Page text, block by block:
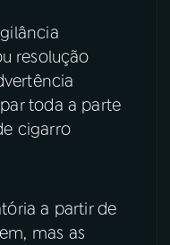
resolução
toda a parte
cigarro
a partir de
mas as